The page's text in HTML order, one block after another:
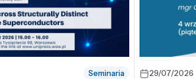
Seminaria 29/07/2026